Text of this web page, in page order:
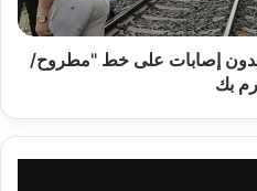
إصابات على خط "مطروح/
بك